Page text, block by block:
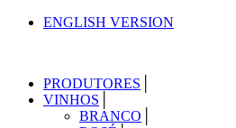
ENGLISH VERSION
PRODUTORES
VINHOS
BRANCO